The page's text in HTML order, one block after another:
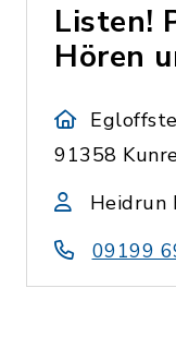
Listen!
Hören
91358
Heidrun
09199